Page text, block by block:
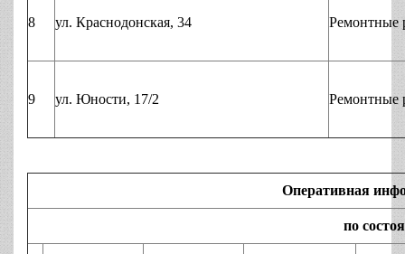
8 ул. Краснодонская, 34 Ремонтные
9 ул. Юности, 17/2 Ремонтные
Оперативная
по